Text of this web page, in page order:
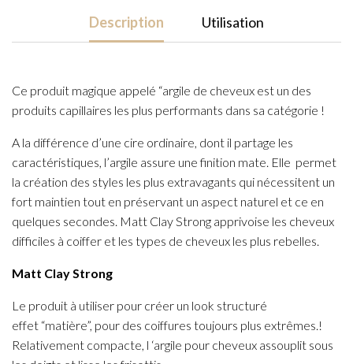
Description Utilisation
Ce produit magique appelé “argile de cheveux est un des
produits capillaires les plus performants dans sa catégorie !
A la différence d’une cire ordinaire, dont il partage les
caractéristiques, l’argile assure une finition mate. Elle permet
la création des styles les plus extravagants qui nécessitent un
fort maintien tout en préservant un aspect naturel et ce en
quelques secondes. Matt Clay Strong apprivoise les cheveux
difficiles à coiffer et les types de cheveux les plus rebelles.
Matt Clay Strong
Le produit à utiliser pour créer un look structuré
effet “matière”, pour des coiffures toujours plus extrêmes.!
Relativement compacte, l ‘argile pour cheveux assouplit sous